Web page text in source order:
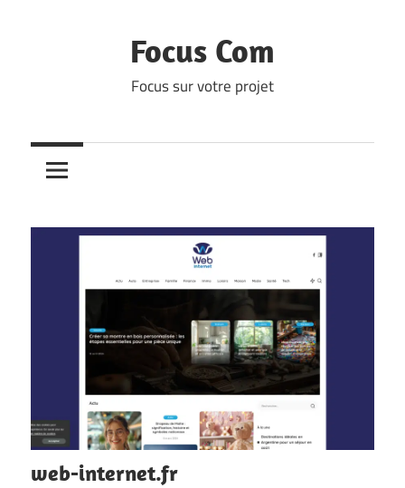
Focus Com
Focus sur votre projet
web-internet.fr